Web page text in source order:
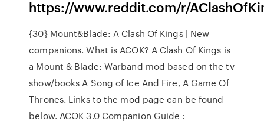
https://www.reddit.com/r/
{30} Mount&Blade: A Clash Of Kings | New
companions. What is ACOK? A Clash Of Kings is
a Mount & Blade: Warband mod based on the tv
show/books A Song of Ice And Fire, A Game Of
Thrones. Links to the mod page can be found
below. ACOK 3.0 Companion Guide :